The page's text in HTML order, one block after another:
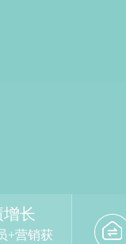
长
+营销获